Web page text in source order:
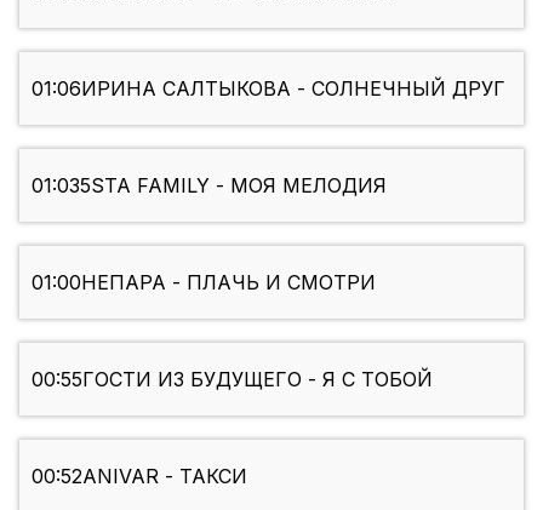
01:06ИРИНА САЛТЫКОВА - СОЛНЕЧНЫЙ ДРУГ
01:035STA FAMILY - МОЯ МЕЛОДИЯ
01:00НЕПАРА - ПЛАЧЬ И СМОТРИ
00:55ГОСТИ ИЗ БУДУЩЕГО - Я С ТОБОЙ
00:52ANIVAR - ТАКСИ